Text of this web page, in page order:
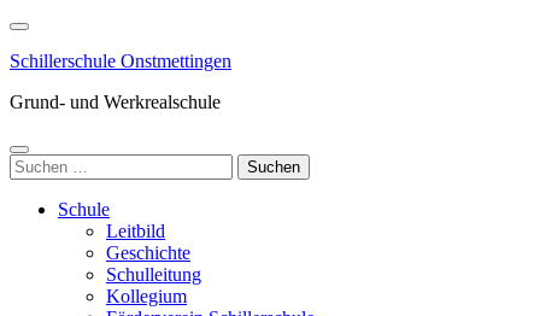
Zum
springen
drücken)
Schillerschule Onstmettingen
Grund- und Werkrealschule
Suchen
nach:
Schule
Leitbild
Geschichte
Schulleitung
Kollegium